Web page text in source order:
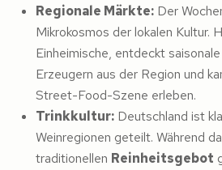
Regionale Märkte: Der
Mikrokosmos der lokalen Kultur.
Einheimische, entdeckt
Erzeugern aus der Region und
Street-Food-Szene erleben.
Trinkkultur: Deutschland ist
Weinregionen geteilt. Während
traditionellen Reinheitsgebot